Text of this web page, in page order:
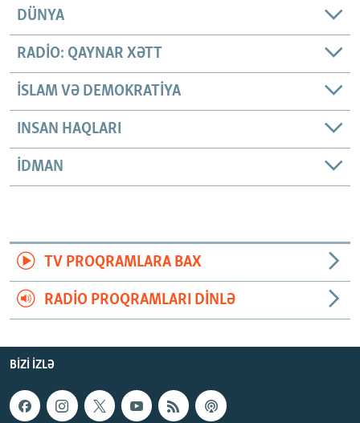
DÜNYA
RADIO: QAYNAR XƏTT
İSLAM VƏ DEMOKRATIYA
INSAN HAQLARI
İDMAN
TV PROQRAMLARA BAX
RADIO PROQRAMLARI DINLƏ
BIZI IZLƏ